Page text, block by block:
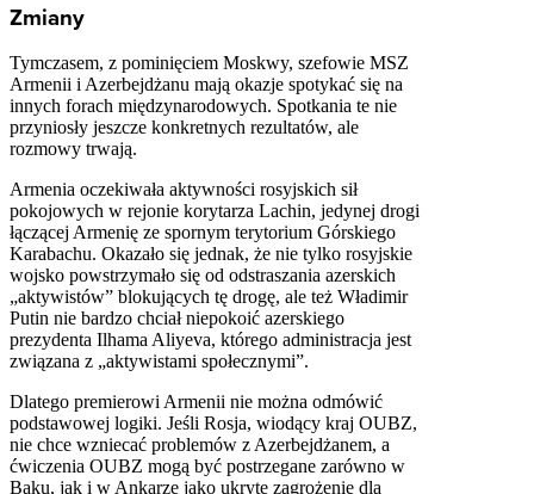
Zmiany
Tymczasem, z pominięciem Moskwy, szefowie MSZ
Armenii i Azerbejdżanu mają okazje spotykać się na
innych forach międzynarodowych. Spotkania te nie
przyniosły jeszcze konkretnych rezultatów, ale
rozmowy trwają.
Armenia oczekiwała aktywności rosyjskich sił
pokojowych w rejonie korytarza Lachin, jedynej drogi
łączącej Armenię ze spornym terytorium Górskiego
Karabachu. Okazało się jednak, że nie tylko rosyjskie
wojsko powstrzymało się od odstraszania azerskich
„aktywistów” blokujących tę drogę, ale też Władimir
Putin nie bardzo chciał niepokoić azerskiego
prezydenta Ilhama Aliyeva, którego administracja jest
związana z „aktywistami społecznymi”.
Dlatego premierowi Armenii nie można odmówić
podstawowej logiki. Jeśli Rosja, wiodący kraj OUBZ,
nie chce wzniecać problemów z Azerbejdżanem, a
ćwiczenia OUBZ mogą być postrzegane zarówno w
Baku, jak i w Ankarze jako ukryte zagrożenie dla